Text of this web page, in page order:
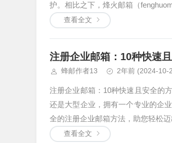
护。相比之下，烽火邮箱（
查看全文
注册企业邮箱：10种快速
蜂邮作者13 2年前 (2024-10-
注册企业邮箱：10种快速且安全的
还是大型企业，拥有一个专业的企
全的注册企业邮箱方法，助您轻松
查看全文